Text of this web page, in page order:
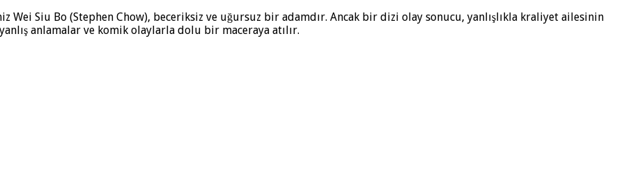
Wei Siu Bo (Stephen Chow), beceriksiz ve uğursuz bir adamdır. Ancak bir dizi olay sonucu, yanlışlıkla kraliyet ailesinin
anlamalar ve komik olaylarla dolu bir maceraya atılır.